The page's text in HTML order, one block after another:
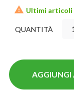
 Ultimi articoli
QUANTITÀ
AGGIUNGI